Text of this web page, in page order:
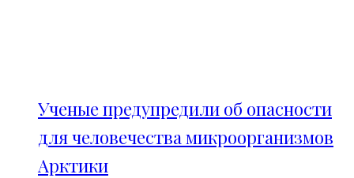
Ученые предупредили об опасности
для человечества микроорганизмов
Арктики